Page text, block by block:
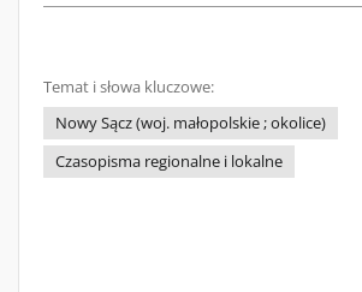
Temat i słowa kluczowe:
Nowy Sącz (woj. małopolskie ; okolice)
Czasopisma regionalne i lokalne